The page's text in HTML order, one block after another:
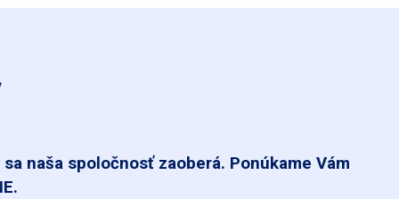
sa naša spoločnosť zaoberá. Ponúkame Vám